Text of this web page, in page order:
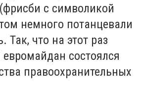
с символикой
немного потанцевали
Так, что на этот раз
состоялся
правоохранительных